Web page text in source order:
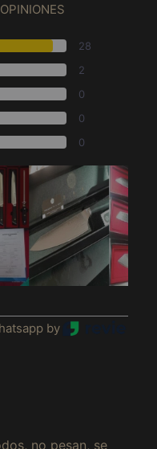
28
2
0
0
0
by
no pesan, se